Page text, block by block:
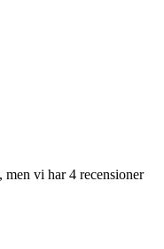
men vi har 4 recensioner